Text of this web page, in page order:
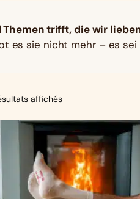
Themen trifft, die wir
es sie nicht mehr – es
affichés